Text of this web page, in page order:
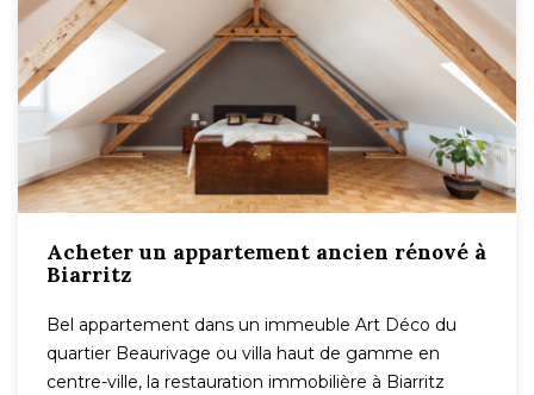
Acheter un appartement ancien rénové à
Biarritz
Bel appartement dans un immeuble Art Déco du
quartier Beaurivage ou villa haut de gamme en
centre-ville, la restauration immobilière à Biarritz